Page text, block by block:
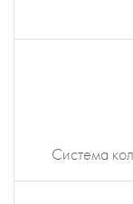
Система